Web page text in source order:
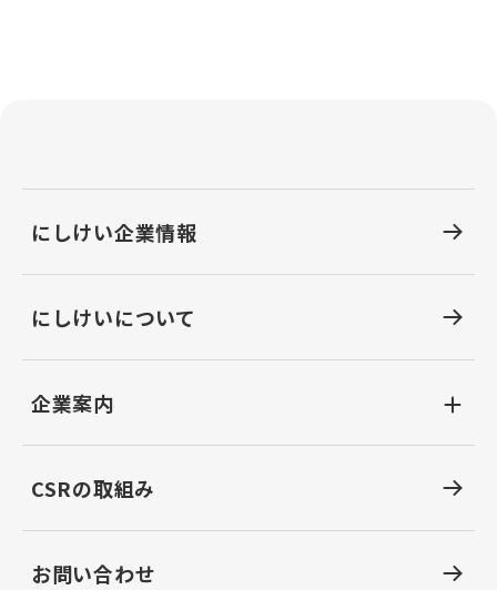
にしけい企業情報
にしけいについて
企業案内
CSRの取組み
お問い合わせ